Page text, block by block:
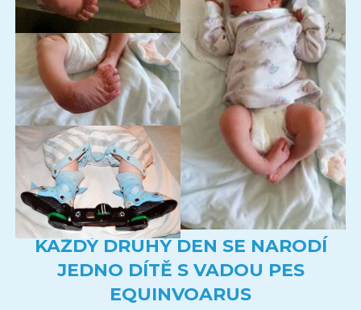
KAŽDÝ DRUHÝ DEN SE NARODÍ
JEDNO DÍTĚ S VADOU PES
EQUINVOARUS